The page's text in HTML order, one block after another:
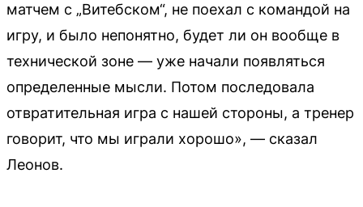
матчем с „Витебском“, не поехал с командой на
игру, и было непонятно, будет ли он вообще в
технической зоне — уже начали появляться
определенные мысли. Потом последовала
отвратительная игра с нашей стороны, а тренер
говорит, что мы играли хорошо», — сказал
Леонов.